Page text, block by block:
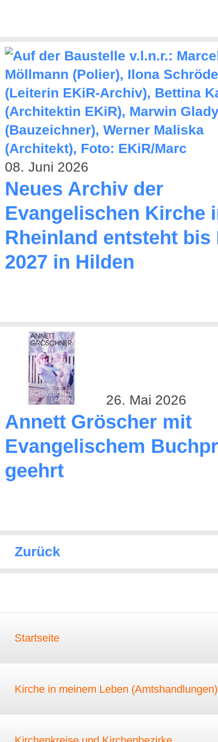
08. Juni 2026
Neues Archiv der
Evangelischen Kirche
Rheinland entsteht bis
2027 in Hilden
26. Mai 2026
Annett Gröscher mit
Evangelischem
geehrt
Zurück
Startseite
Kirche in meinem Leben (Amtshandlungen)